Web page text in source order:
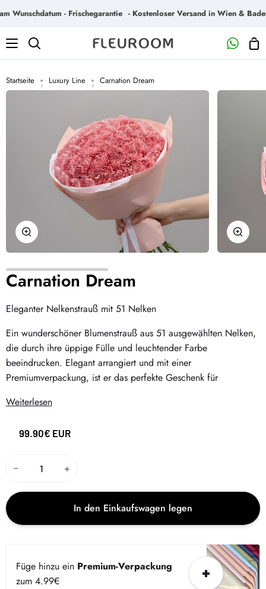
Inhalt
- Frischegarantie - Kostenloser Versand in Wien & Baden -
Suchen
Startseite › Luxury Line › Carnation Dream
Zoomen
Carnation Dream
Eleganter Nelkenstrauß mit 51 Nelken
Ein wunderschöner Blumenstrauß aus 51 ausgewählten Nelken,
die durch ihre üppige Fülle und leuchtender Farbe
beeindrucken. Elegant arrangiert und mit einer
Premiumverpackung, ist er das perfekte Geschenk für
Weiterlesen
99.90€ EUR
− +
In den Einkaufswagen legen
Füge hinzu ein Premium-Verpackung
zum 4.99€